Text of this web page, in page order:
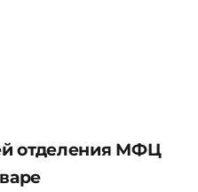
отделения МФЦ